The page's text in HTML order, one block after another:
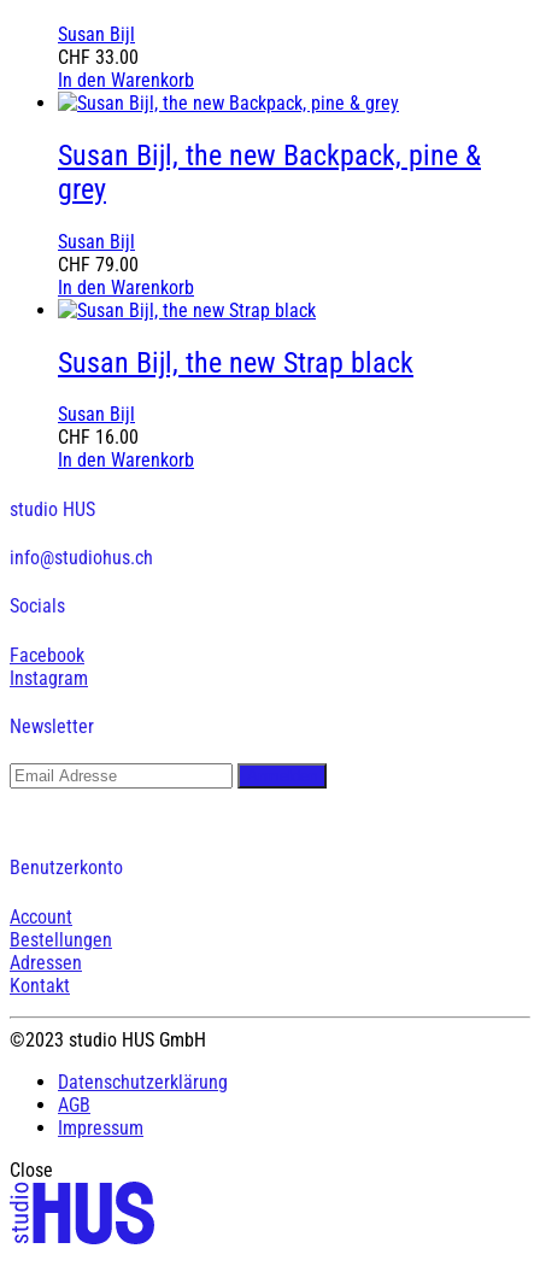
Susan Bijl
CHF 33.00
In den Warenkorb
Susan Bijl, the new Backpack, pine &
grey
Susan Bijl
CHF 79.00
In den Warenkorb
Susan Bijl, the new Strap black
Susan Bijl
CHF 16.00
In den Warenkorb
studio HUS
info@studiohus.ch
Socials
Facebook
Instagram
Newsletter
Benutzerkonto
Account
Bestellungen
Adressen
Kontakt
©2023 studio HUS GmbH
Datenschutzerklärung
AGB
Impressum
Close